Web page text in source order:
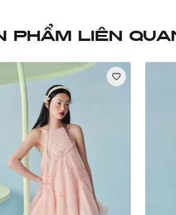
phẩm liên